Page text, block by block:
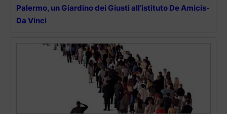
Palermo, un Giardino dei Giusti all’istituto De Amicis-
Da Vinci